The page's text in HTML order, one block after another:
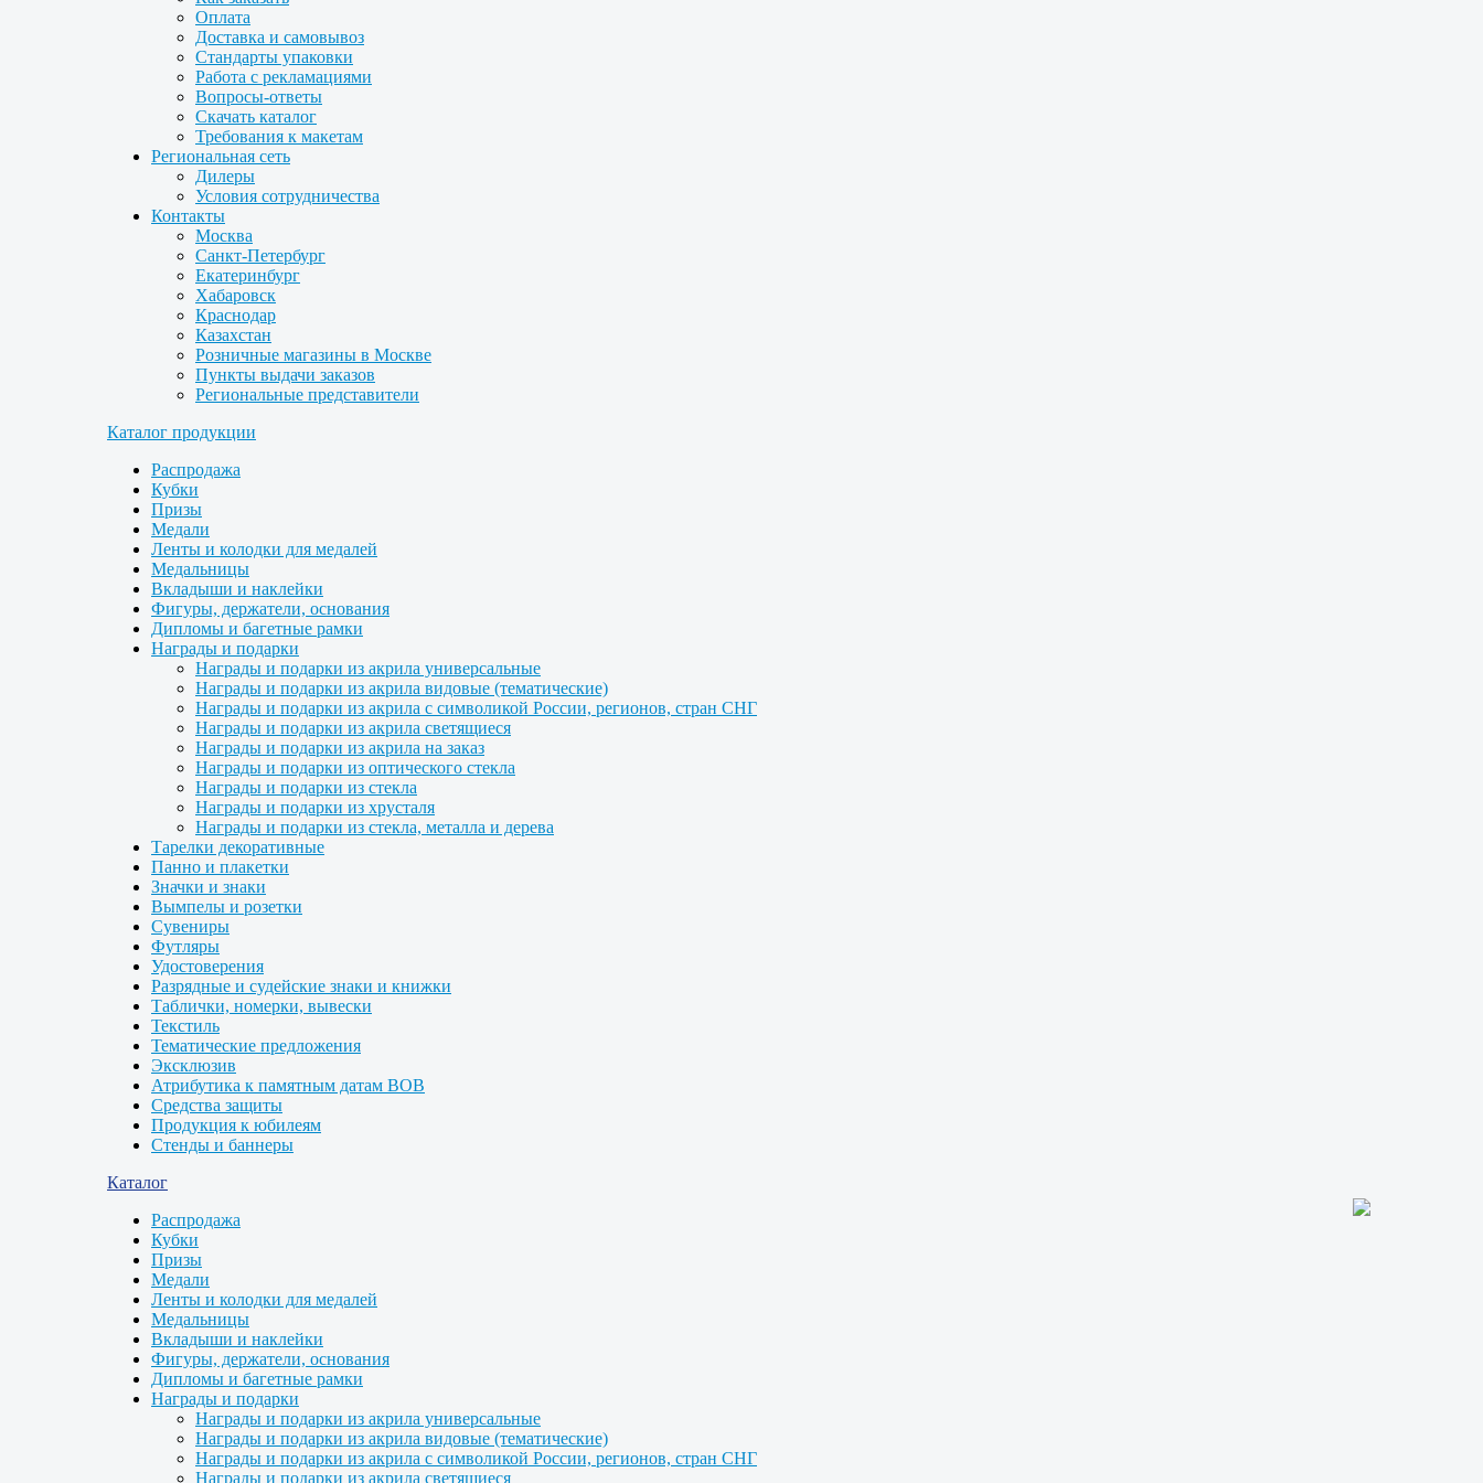
Оплата
Доставка и самовывоз
Стандарты упаковки
Работа с рекламациями
Вопросы-ответы
Скачать каталог
Требования к макетам
Региональная сеть
Дилеры
Условия сотрудничества
Контакты
Москва
Санкт-Петербург
Екатеринбург
Хабаровск
Краснодар
Казахстан
Розничные магазины в Москве
Пункты выдачи заказов
Региональные представители
Каталог продукции
Распродажа
Кубки
Призы
Медали
Ленты и колодки для медалей
Медальницы
Вкладыши и наклейки
Фигуры, держатели, основания
Дипломы и багетные рамки
Награды и подарки
Награды и подарки из акрила универсальные
Награды и подарки из акрила видовые (тематические)
Награды и подарки из акрила с символикой России, регионов, стран СНГ
Награды и подарки из акрила светящиеся
Награды и подарки из акрила на заказ
Награды и подарки из оптического стекла
Награды и подарки из стекла
Награды и подарки из хрусталя
Награды и подарки из стекла, металла и дерева
Тарелки декоративные
Панно и плакетки
Значки и знаки
Вымпелы и розетки
Сувениры
Футляры
Удостоверения
Разрядные и судейские знаки и книжки
Таблички, номерки, вывески
Текстиль
Тематические предложения
Эксклюзив
Атрибутика к памятным датам ВОВ
Средства защиты
Продукция к юбилеям
Стенды и баннеры
Каталог
Распродажа
Кубки
Призы
Медали
Ленты и колодки для медалей
Медальницы
Вкладыши и наклейки
Фигуры, держатели, основания
Дипломы и багетные рамки
Награды и подарки
Награды и подарки из акрила универсальные
Награды и подарки из акрила видовые (тематические)
Награды и подарки из акрила с символикой России, регионов, стран СНГ
Награды и подарки из акрила светящиеся